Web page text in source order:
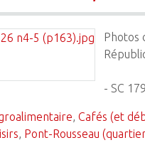
Photos
- SC
, Cafés (et
, Pont-Rousseau